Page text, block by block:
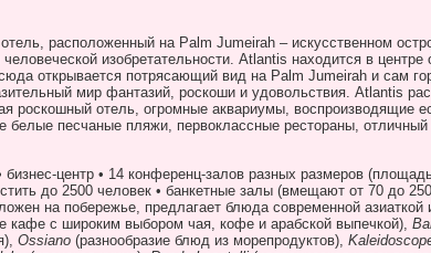
расположенный на Palm Jumeirah – искусственном
изобретательности. Atlantis находится в
открывается потрясающий вид на Palm Jumeirah и сам
мир фантазий, роскоши и удовольствия. Atlantis
роскошный отель, огромные аквариумы, воспроизводящие
белые песчаные пляжи, первоклассные рестораны,
центр • 14 конференц-залов разных размеров
до 2500 человек • банкетные залы (вмещают от 70 до
на побережье, предлагает блюда современной азиаткой
кафе с широким выбором чая, кофе и арабской выпечкой),
Ossiano (разнообразие блюд из морепродуктов),